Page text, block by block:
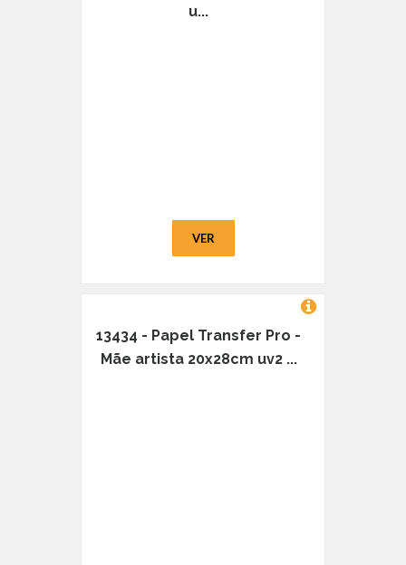
u...
VER
13434 - Papel Transfer Pro -
Mãe artista 20x28cm uv2 ...